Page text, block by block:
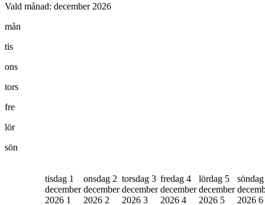
Vald månad: december 2026
mån
tis
ons
tors
fre
lör
sön
tisdag 1
december
2026 1
onsdag 2
december
2026 2
torsdag 3
december
2026 3
fredag 4
december
2026 4
lördag 5
december
2026 5
2026 6